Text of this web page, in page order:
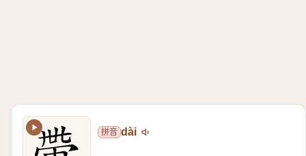
拼音 dài